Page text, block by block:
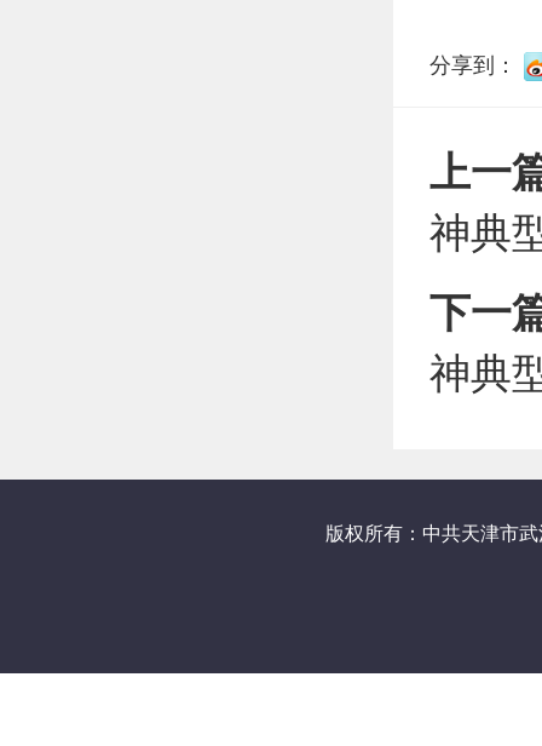
分享到：
上一
神典
下一
神典
版权所有：中共天津市